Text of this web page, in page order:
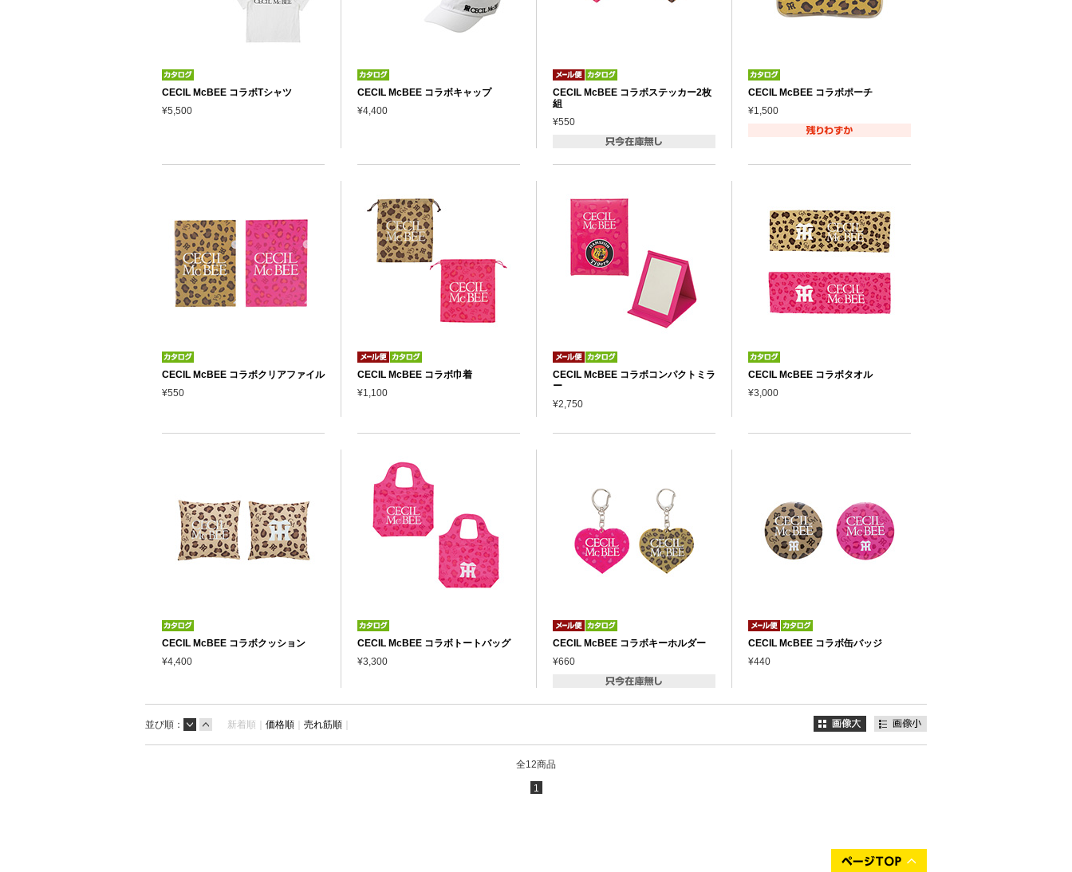
CECIL McBEE コラボTシャツ
¥5,500
CECIL McBEE コラボキャップ
¥4,400
CECIL McBEE コラボステッカー2枚
組
¥550
CECIL McBEE コラボポーチ
¥1,500
CECIL McBEE コラボクリアファイル
¥550
CECIL McBEE コラボ巾着
¥1,100
CECIL McBEE コラボコンパクトミラ
ー
¥2,750
CECIL McBEE コラボタオル
¥3,000
CECIL McBEE コラボクッション
¥4,400
CECIL McBEE コラボトートバッグ
¥3,300
CECIL McBEE コラボキーホルダー
¥660
CECIL McBEE コラボ缶バッジ
¥440
並び順： 新着順｜ 価格順 ｜ 売れ筋順 ｜
全12商品
1